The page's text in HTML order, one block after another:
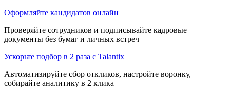
Оформляйте кандидатов онлайн
Проверяйте сотрудников и подписывайте кадровые
документы без бумаг и личных встреч
Ускорьте подбор в 2 раза с Talantix
Автоматизируйте сбор откликов, настройте воронку,
собирайте аналитику в 2 клика